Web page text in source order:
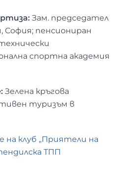
Зам. председател
София; пенсиониран
спортна академия
Зелена кръгова
туризъм в
на клуб „Приятели на
ТПП